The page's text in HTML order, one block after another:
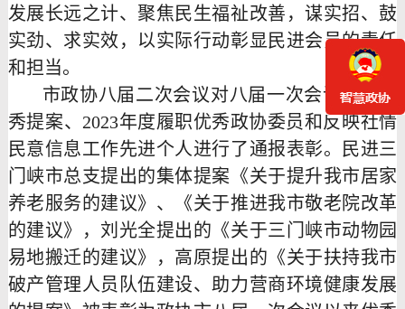
发展长远之计、聚焦民生福祉改善，谋实招、鼓
实劲、求实效，以实际行动彰显民进会员的责任
和担当。
市政协八届二次会议对八届一次会议以来优
秀提案、 2023年度履职优秀政协委员和反映社情
民意信息工作先进个人进行了通报表彰。民进三
门峡市总支提出的集体提案《关于提升我市居家
养老服务的建议》、《关于推进我市敬老院改革
的建议》，刘光全提出的《关于三门峡市动物园
易地搬迁的建议》，高原提出的《关于扶持我市
破产管理人员队伍建设、助力营商环境健康发展